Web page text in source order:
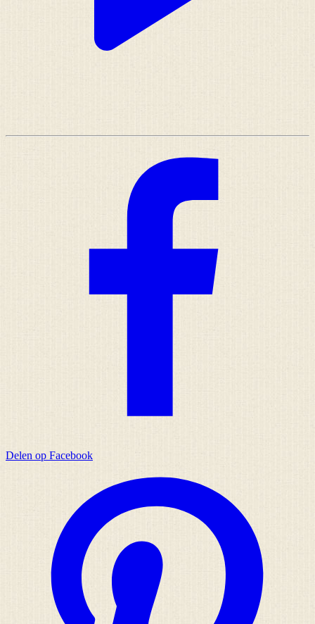
Delen op Facebook